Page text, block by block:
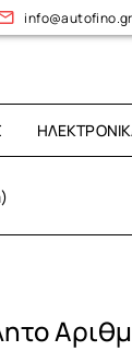
info@autofino.gr